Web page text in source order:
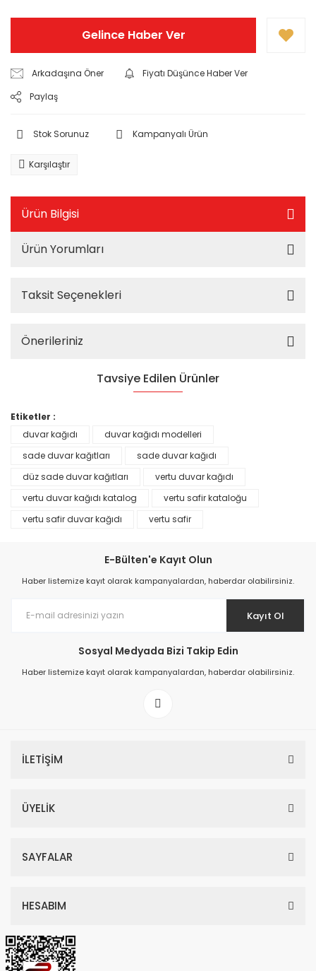
Gelince Haber Ver
Arkadaşına Öner
Fiyatı Düşünce Haber Ver
Paylaş
Stok Sorunuz Kampanyalı Ürün
Karşılaştır
Ürün Bilgisi
Ürün Yorumları
Taksit Seçenekleri
Önerileriniz
Tavsiye Edilen Ürünler
Etiketler :
duvar kağıdı
duvar kağıdı modelleri
sade duvar kağıtları
sade duvar kağıdı
düz sade duvar kağıtları
vertu duvar kağıdı
vertu duvar kağıdı katalog
vertu safir kataloğu
vertu safir duvar kağıdı
vertu safir
E-Bülten'e Kayıt Olun
Haber listemize kayıt olarak kampanyalardan, haberdar olabilirsiniz.
Kayıt Ol
Sosyal Medyada Bizi Takip Edin
Haber listemize kayıt olarak kampanyalardan, haberdar olabilirsiniz.
İLETİŞİM
ÜYELİK
SAYFALAR
HESABIM